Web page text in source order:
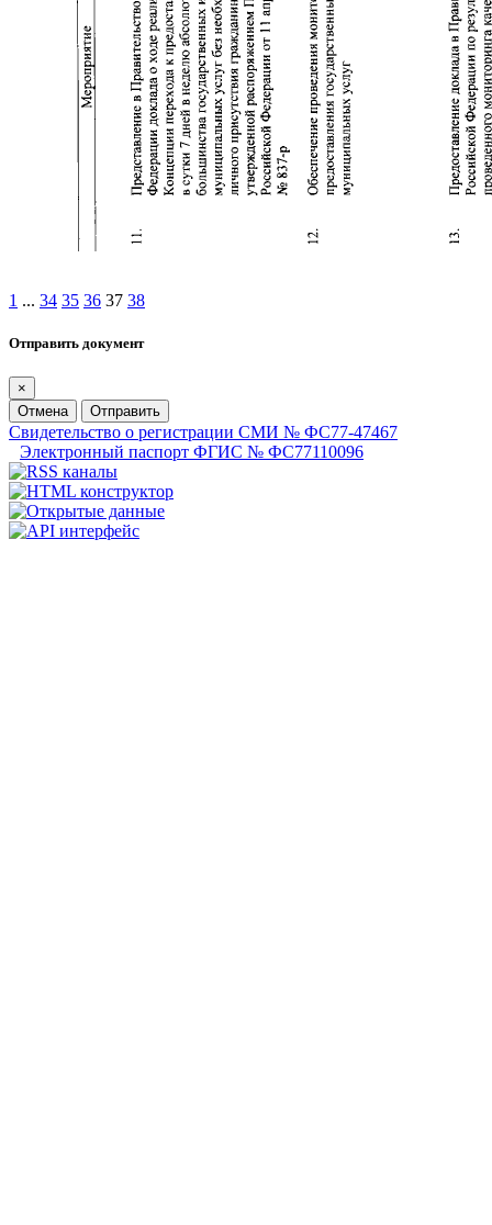
1 ... 34 35 36 37 38
Отправить документ
×
Отмена
Отправить
Свидетельство о регистрации СМИ № ФС77-47467
Электронный паспорт ФГИС № ФС77110096